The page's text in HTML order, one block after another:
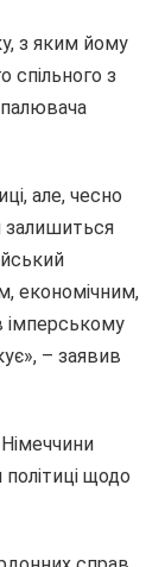
з яким йому
спільного з
але, чесно
залишиться
економічним,
імперському
– заявив
щодо